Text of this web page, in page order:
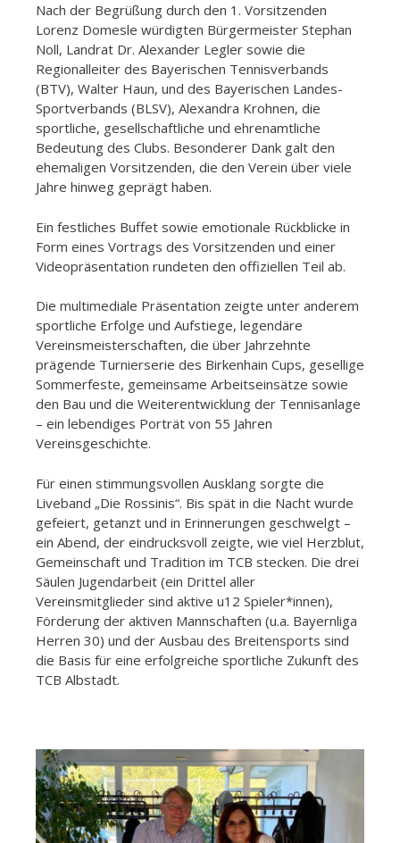
Nach der Begrüßung durch den 1. Vorsitzenden
Lorenz Domesle würdigten Bürgermeister Stephan
Noll, Landrat Dr. Alexander Legler sowie die
Regionalleiter des Bayerischen Tennisverbands
(BTV), Walter Haun, und des Bayerischen Landes-
Sportverbands (BLSV), Alexandra Krohnen, die
sportliche, gesellschaftliche und ehrenamtliche
Bedeutung des Clubs. Besonderer Dank galt den
ehemaligen Vorsitzenden, die den Verein über viele
Jahre hinweg geprägt haben.
Ein festliches Buffet sowie emotionale Rückblicke in
Form eines Vortrags des Vorsitzenden und einer
Videopräsentation rundeten den offiziellen Teil ab.
Die multimediale Präsentation zeigte unter anderem
sportliche Erfolge und Aufstiege, legendäre
Vereinsmeisterschaften, die über Jahrzehnte
prägende Turnierserie des Birkenhain Cups, gesellige
Sommerfeste, gemeinsame Arbeitseinsätze sowie
den Bau und die Weiterentwicklung der Tennisanlage
– ein lebendiges Porträt von 55 Jahren
Vereinsgeschichte.
Für einen stimmungsvollen Ausklang sorgte die
Liveband „Die Rossinis“. Bis spät in die Nacht wurde
gefeiert, getanzt und in Erinnerungen geschwelgt –
ein Abend, der eindrucksvoll zeigte, wie viel Herzblut,
Gemeinschaft und Tradition im TCB stecken. Die drei
Säulen Jugendarbeit (ein Drittel aller
Vereinsmitglieder sind aktive u12 Spieler*innen),
Förderung der aktiven Mannschaften (u.a. Bayernliga
Herren 30) und der Ausbau des Breitensports sind
die Basis für eine erfolgreiche sportliche Zukunft des
TCB Albstadt.